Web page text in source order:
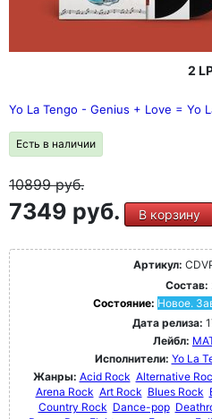
2
Yo La Tengo - Genius + Love = Yo
Есть в наличии
10899руб.
7349 руб. В корзину
Артикул:
Состав:
Состояние: Новое.
Дата релиза:
Лейбл:
Исполнители: Yo La
Жанры: Acid Rock Alternative
Arena Rock Art Rock Blues Rock
Country Rock Dance-pop